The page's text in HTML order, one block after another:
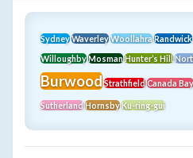
SydneyWaverleyWoollahraRandwick
WilloughbyMosmanHunter’s Hill
BurwoodStrathfieldCanada Bay
SutherlandHornsbyKu-ring-gui